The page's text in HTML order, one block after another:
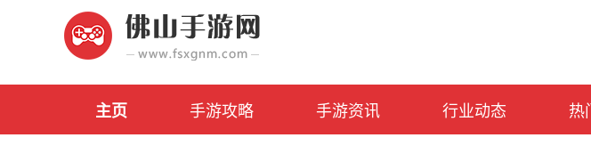
主页 手游攻略 手游资讯 行业动态 热